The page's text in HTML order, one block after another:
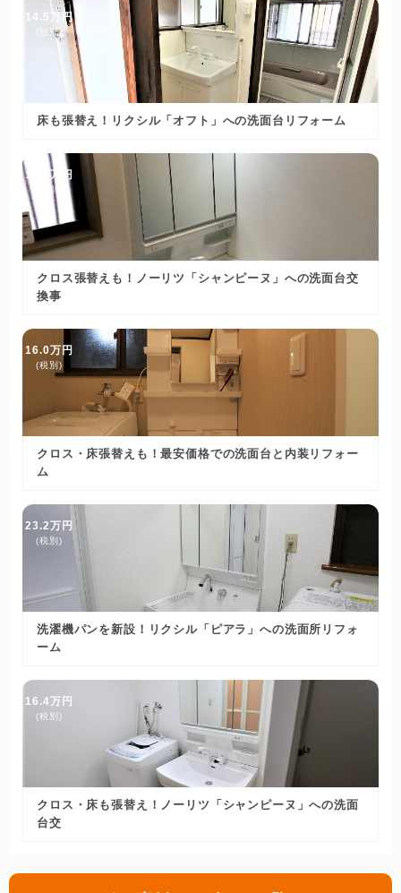
14.5万円
(税別)
床も張替え！リクシル「オフト」への洗面台リフォーム
15.4万円
(税別)
クロス張替えも！ノーリツ「シャンピーヌ」への洗面台交
換事
16.0万円
(税別)
クロス・床張替えも！最安価格での洗面台と内装リフォー
ム
23.2万円
(税別)
洗濯機パンを新設！リクシル「ピアラ」への洗面所リフォ
ーム
16.4万円
(税別)
クロス・床も張替え！ノーリツ「シャンピーヌ」への洗面
台交